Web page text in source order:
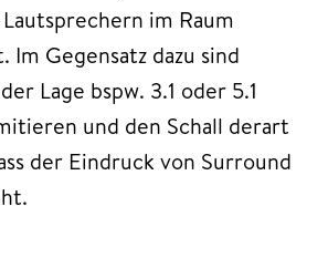
im Raum
Im Gegensatz dazu sind
Lage bspw. 3.1 oder 5.1
und den Schall derart
der Eindruck von Surround